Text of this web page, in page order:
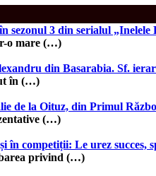
sezonul 3 din serialul
o mare (…)
din Basarabia. Sf.
în (…)
de la Oituz, din Primul
(…)
competiții: Le urez succes,
privind (…)